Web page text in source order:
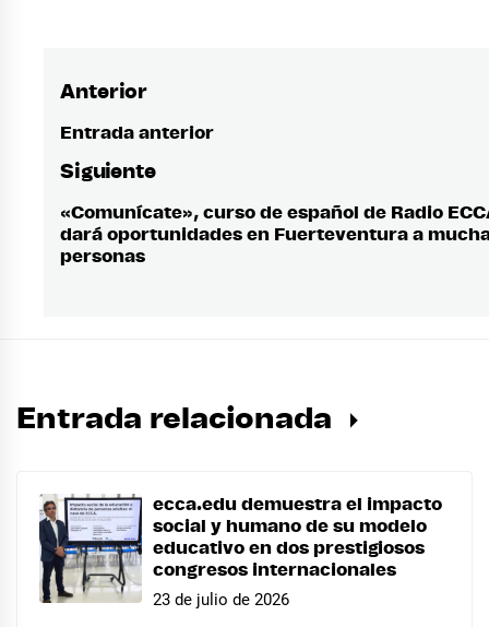
Navegación
de
entradas
Anterior
Entrada
anterior:
Entrada anterior
Siguiente
Entrada
siguiente:
«Comunícate», curso de español de Radio
dará oportunidades en Fuerteventura a
personas
Entrada relacionada
ecca.edu demuestra el impacto
social y humano de su modelo
educativo en dos prestigiosos
congresos internacionales
23 de julio de 2026